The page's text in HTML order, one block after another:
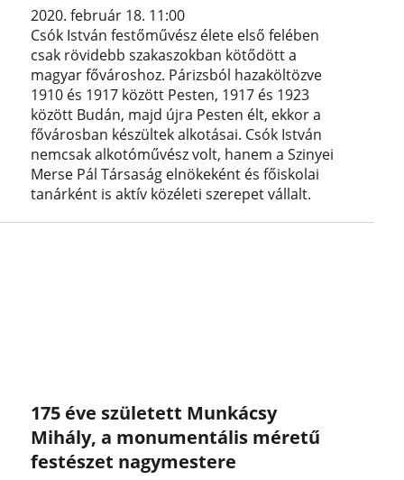
2020. február 18. 11:00
Csók István festőművész élete első felében
csak rövidebb szakaszokban kötődött a
magyar fővároshoz. Párizsból hazaköltözve
1910 és 1917 között Pesten, 1917 és 1923
között Budán, majd újra Pesten élt, ekkor a
fővárosban készültek alkotásai. Csók István
nemcsak alkotóművész volt, hanem a Szinyei
Merse Pál Társaság elnökeként és főiskolai
tanárként is aktív közéleti szerepet vállalt.
175 éve született Munkácsy
Mihály, a monumentális méretű
festészet nagymestere